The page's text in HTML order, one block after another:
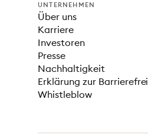
UNTERNEHMEN
Über uns
Karriere
Investoren
Presse
Nachhaltigkeit
Erklärung zur
Whistleblow